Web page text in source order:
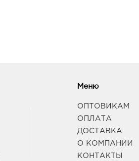
Меню
ОПТОВИКАМ
ОПЛАТА
ДОСТАВКА
О КОМПАНИИ
КОНТАКТЫ